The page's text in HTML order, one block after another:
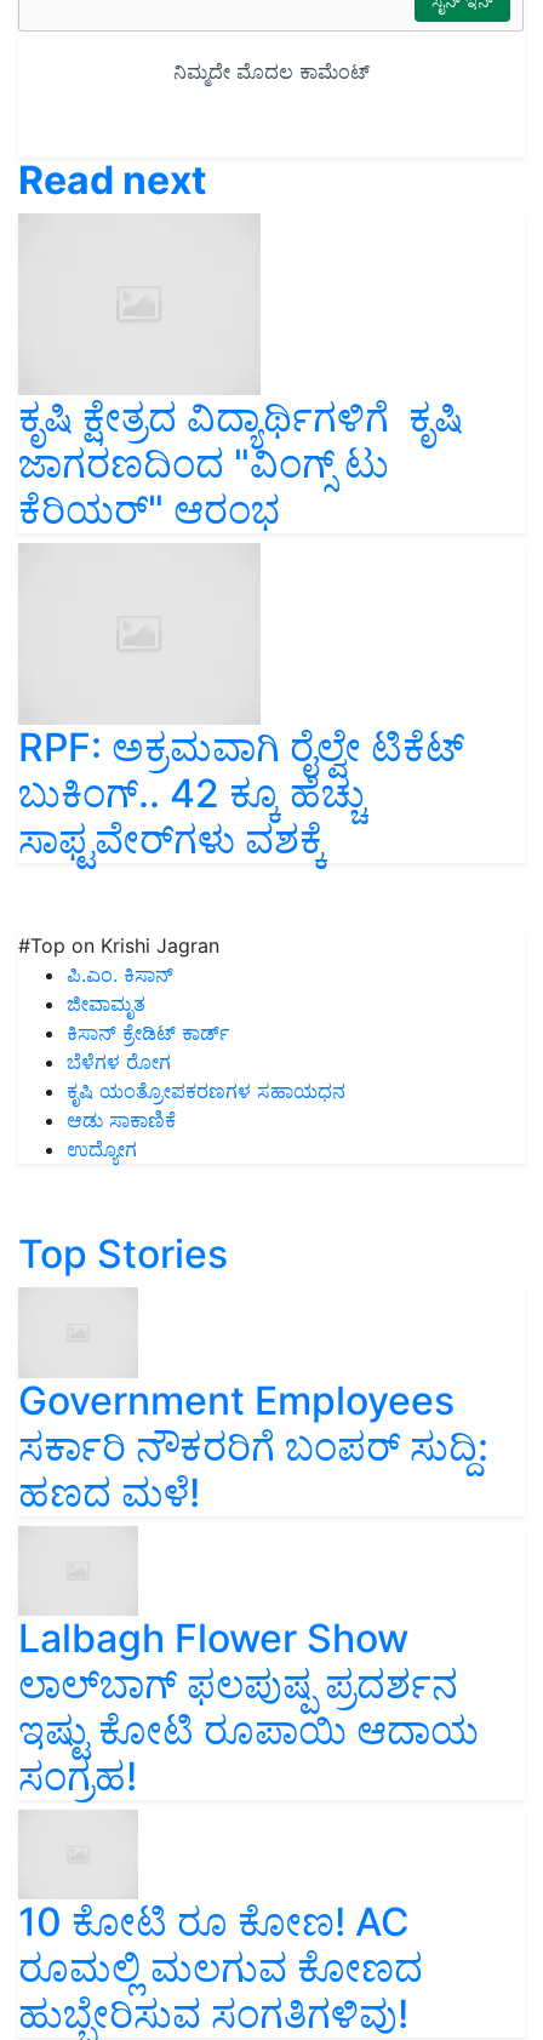
Read next
ಕೃಷಿ ಕ್ಷೇತ್ರದ ವಿದ್ಯಾರ್ಥಿಗಳಿಗೆ ಕೃಷಿ
ಜಾಗರಣದಿಂದ "ವಿಂಗ್ಸ್‌ ಟು
ಕೆರಿಯರ್‌" ಆರಂಭ
RPF: ಅಕ್ರಮವಾಗಿ ರೈಲ್ವೇ ಟಿಕೆಟ್‌
ಬುಕಿಂಗ್‌.. 42 ಕ್ಕೂ ಹೆಚ್ಚು
ಸಾಫ್ಟವೇರ್‌ಗಳು ವಶಕ್ಕೆ
#Top on Krishi Jagran
ಪಿ.ಎಂ. ಕಿಸಾನ್
ಜೀವಾಮೃತ
ಕಿಸಾನ್ ಕ್ರೇಡಿಟ್ ಕಾರ್ಡ್
ಬೆಳೆಗಳ ರೋಗ
ಕೃಷಿ ಯಂತ್ರೋಪಕರಣಗಳ ಸಹಾಯಧನ
ಆಡು ಸಾಕಾಣಿಕೆ
ಉದ್ಯೋಗ
Top Stories
Government Employees
ಸರ್ಕಾರಿ ನೌಕರರಿಗೆ ಬಂಪರ್‌ ಸುದ್ದಿ:
ಹಣದ ಮಳೆ!
Lalbagh Flower Show
ಲಾಲ್‌ಬಾಗ್ ಫಲಪುಷ್ಪ ಪ್ರದರ್ಶನ
ಇಷ್ಟು ಕೋಟಿ ರೂಪಾಯಿ ಆದಾಯ
ಸಂಗ್ರಹ!
10 ಕೋಟಿ ರೂ ಕೋಣ! AC
ರೂಮಲ್ಲಿ ಮಲಗುವ ಕೋಣದ
ಹುಬ್ಬೇರಿಸುವ ಸಂಗತಿಗಳಿವು!